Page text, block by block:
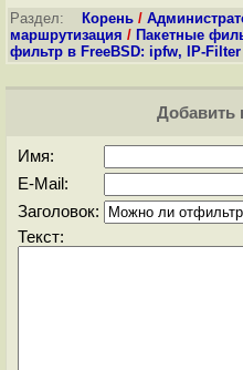
Раздел: Корень /
маршрутизация / Пакетные
фильтр в FreeBSD: ipfw, IP-Filter
Добавить
Имя:
E-Mail:
Заголовок:
Текст: